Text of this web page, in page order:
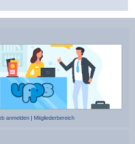
anmelden Mitgliederbereich